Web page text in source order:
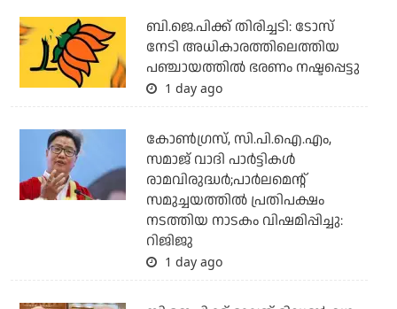
ബി.ജെ.പിക്ക് തിരിച്ചടി: ടോസ്
നേടി അധികാരത്തിലെത്തിയ
പഞ്ചായത്തില്‍ ഭരണം നഷ്ടപ്പെട്ടു
1 day ago
കോണ്‍ഗ്രസ്, സി.പി.ഐ.എം,
സമാജ് വാദി പാര്‍ട്ടികള്‍
രാമവിരുദ്ധര്‍;പാര്‍ലമെന്റ്
സമുച്ചയത്തില്‍ പ്രതിപക്ഷം
നടത്തിയ നാടകം വിഷമിപ്പിച്ചു:
റിജിജു
1 day ago